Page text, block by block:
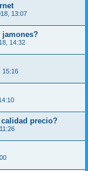
13:07
jamones?
14:32
15:16
precio?